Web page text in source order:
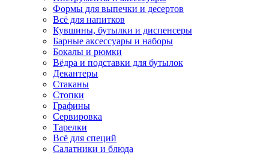
Формы для выпечки и десертов
Всё для напитков
Кувшины, бутылки и диспенсеры
Барные аксессуары и наборы
Бокалы и рюмки
Вёдра и подставки для бутылок
Декантеры
Стаканы
Стопки
Графины
Сервировка
Тарелки
Всё для специй
Салатники и блюда